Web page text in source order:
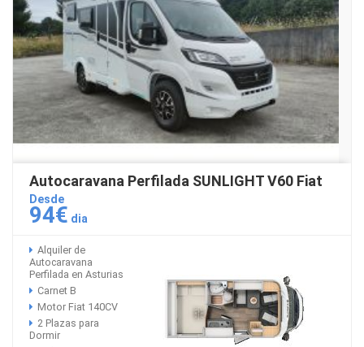
Autocaravana Perfilada SUNLIGHT V60 Fiat
Desde
94€ dia
Alquiler de
Autocaravana
Perfilada en Asturias
Carnet B
Motor Fiat 140CV
2 Plazas para
Dormir